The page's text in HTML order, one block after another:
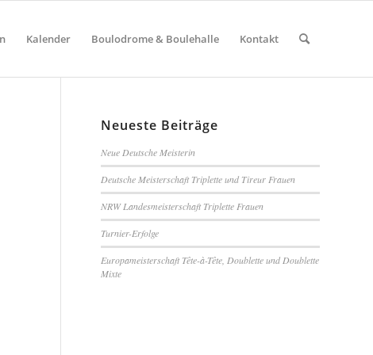
Kalender Boulodrome & Boulehalle Kontakt
Neueste Beiträge
Neue Deutsche Meisterin
Deutsche Meisterschaft Triplette und Tireur Frauen
NRW Landesmeisterschaft Triplette Frauen
Turnier-Erfolge
Europameisterschaft Tête-à-Tête, Doublette und Doublette
Mixte